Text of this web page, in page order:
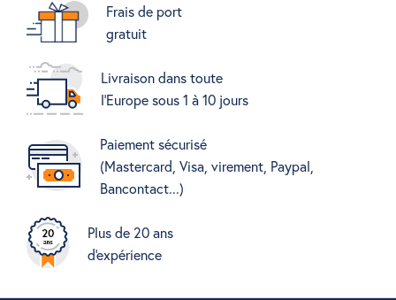
Frais de port
gratuit
Livraison dans toute
l'Europe sous 1 à 10 jours
Paiement sécurisé
(Mastercard, Visa, virement, Paypal,
Bancontact...)
Plus de 20 ans
d'expérience